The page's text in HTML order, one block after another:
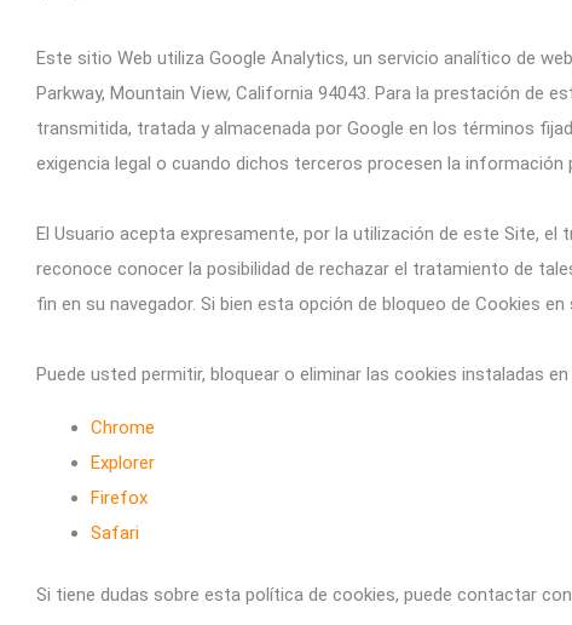
Este sitio Web utiliza Google Analytics, un servicio analítico de
Parkway, Mountain View, California 94043. Para la prestación de
transmitida, tratada y almacenada por Google en los términos
exigencia legal o cuando dichos terceros procesen la información
El Usuario acepta expresamente, por la utilización de este Site,
reconoce conocer la posibilidad de rechazar el tratamiento de
fin en su navegador. Si bien esta opción de bloqueo de Cookies
Puede usted permitir, bloquear o eliminar las cookies instaladas
Chrome
Explorer
Firefox
Safari
Si tiene dudas sobre esta política de cookies, puede contactar